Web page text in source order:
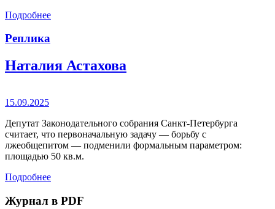
Подробнее
Реплика
Наталия Астахова
15.09.2025
Депутат Законодательного собрания Санкт-Петербурга
считает, что первоначальную задачу — борьбу с
лжеобщепитом — подменили формальным параметром:
площадью 50 кв.м.
Подробнее
Журнал в PDF